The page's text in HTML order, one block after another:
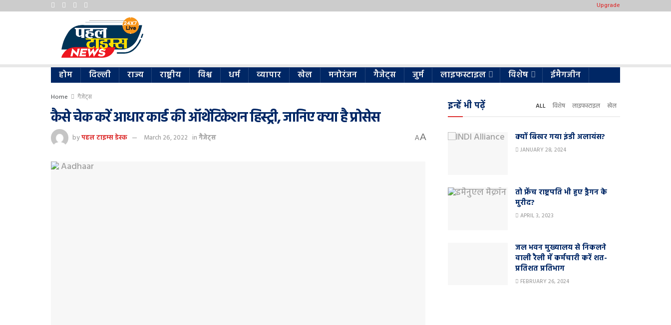
Upgrade
होम दिल्ली राज्य राष्ट्रीय विश्व धर्म व्यापार खेल मनोरंजन गैजेट्स जुर्म लाइफस्टाइल विशेष ईमैगजीन
Home गैजेट्स
कैसे चेक करें आधार कार्ड की ऑथेंटिकेशन हिस्ट्री, जानिए क्या है प्रोसेस
byपहल टाइम्स डेस्क March 26, 2022 inगैजेट्स AA
इन्हें भी पढ़ें ALL विशेष लाइफस्टाइल खेल
क्यों बिखर गया इंडी अलायंस?
JANUARY 28, 2024
तो फ्रेंच राष्ट्रपति भी हुए ड्रैगन के
मुरीद?
APRIL 3, 2023
जल भवन मुख्यालय से निकलने
वाली रैली में कर्मचारी करें शत-
प्रतिशत प्रतिभाग
FEBRUARY 26, 2024